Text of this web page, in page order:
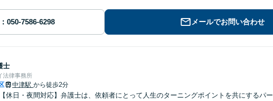
メールでお問い合わせ
士
法律事務所
中津駅 から徒歩2分
休日・夜間対応】弁護士は、依頼者にとって人生のターニングポイントを共にするパー